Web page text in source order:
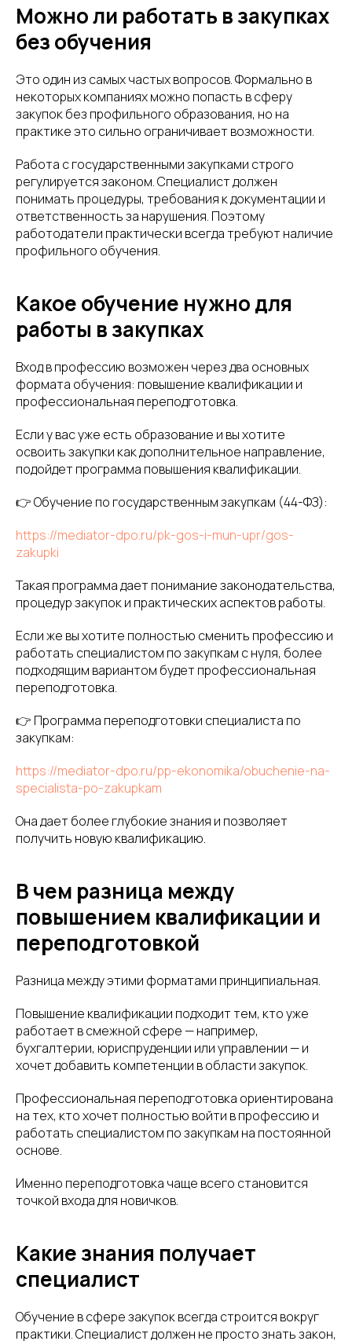
Можно ли работать в закупках
без обучения
Это один из самых частых вопросов. Формально в
некоторых компаниях можно попасть в сферу
закупок без профильного образования, но на
практике это сильно ограничивает возможности.
Работа с государственными закупками строго
регулируется законом. Специалист должен
понимать процедуры, требования к документации и
ответственность за нарушения. Поэтому
работодатели практически всегда требуют наличие
профильного обучения.
Какое обучение нужно для
работы в закупках
Вход в профессию возможен через два основных
формата обучения: повышение квалификации и
профессиональная переподготовка.
Если у вас уже есть образование и вы хотите
освоить закупки как дополнительное направление,
подойдет программа повышения квалификации.
👉 Обучение по государственным закупкам (44-ФЗ):
https://mediator-dpo.ru/pk-gos-i-mun-upr/gos-
zakupki
Такая программа дает понимание законодательства,
процедур закупок и практических аспектов работы.
Если же вы хотите полностью сменить профессию и
работать специалистом по закупкам с нуля, более
подходящим вариантом будет профессиональная
переподготовка.
👉 Программа переподготовки специалиста по
закупкам:
https://mediator-dpo.ru/pp-ekonomika/obuchenie-na-
specialista-po-zakupkam
Она дает более глубокие знания и позволяет
получить новую квалификацию.
В чем разница между
повышением квалификации и
переподготовкой
Разница между этими форматами принципиальная.
Повышение квалификации подходит тем, кто уже
работает в смежной сфере — например,
бухгалтерии, юриспруденции или управлении — и
хочет добавить компетенции в области закупок.
Профессиональная переподготовка ориентирована
на тех, кто хочет полностью войти в профессию и
работать специалистом по закупкам на постоянной
основе.
Именно переподготовка чаще всего становится
точкой входа для новичков.
Какие знания получает
специалист
Обучение в сфере закупок всегда строится вокруг
практики. Специалист должен не просто знать закон,